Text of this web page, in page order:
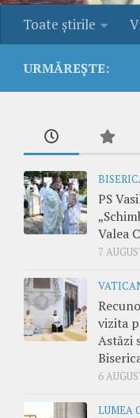
Toate ştirile
URMĂREȘTE:
PS
Valea
7
vizita
Astăzi
6
LUMEA